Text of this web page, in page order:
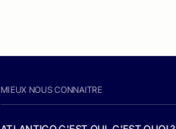
MIEUX NOUS CONNAITRE